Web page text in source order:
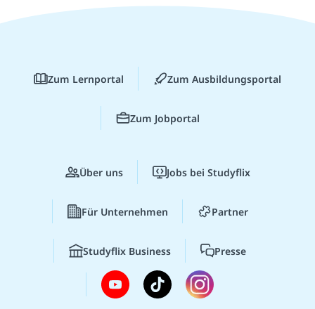
Zum Lernportal Zum Ausbildungsportal
Zum Jobportal
Über uns Jobs bei Studyflix
Für Unternehmen Partner
Studyflix Business Presse